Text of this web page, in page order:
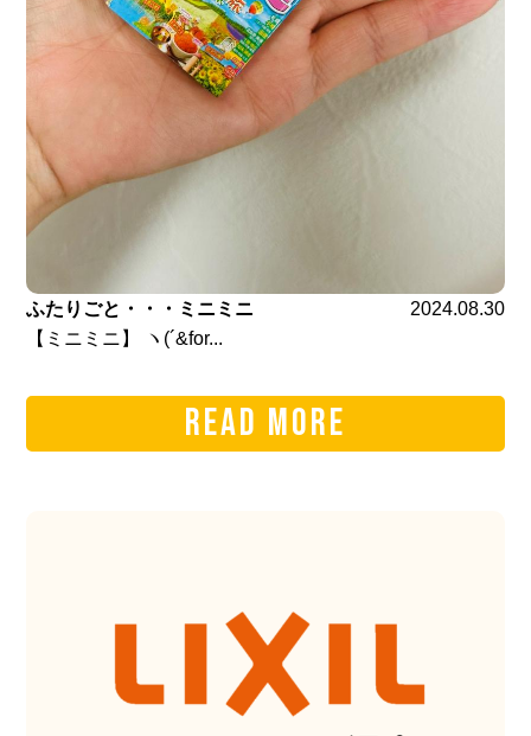
ふたりごと・・・ミニミニ
2024.08.30
【ミニミニ】 ヽ(´&for...
READ MORE